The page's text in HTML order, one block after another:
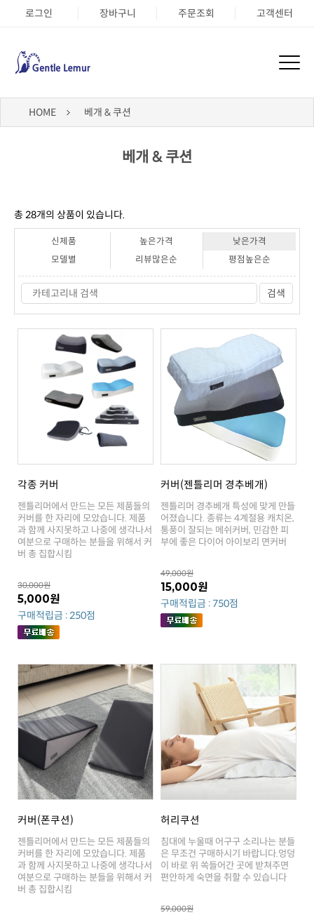
로그인 장바구니 주문조회 고객센터
HOME 베개 & 쿠션
베개 & 쿠션
총 28개의 상품이 있습니다.
신제품 높은가격
낮은가격
모델별
리뷰많은순 평점높은순
검색
각종 커버
버 총 집합시킴
30,000원
5,000원
구매적립금 : 250점
커버(젠틀리머 경추베개)
부에 좋은 다이어 아이보리 면커버
49,000원
15,000원
구매적립금 : 750점
커버(폰쿠션)
버 총 집합시킴
허리쿠션
편안하게 숙면을 취할 수 있습니다
59,000원